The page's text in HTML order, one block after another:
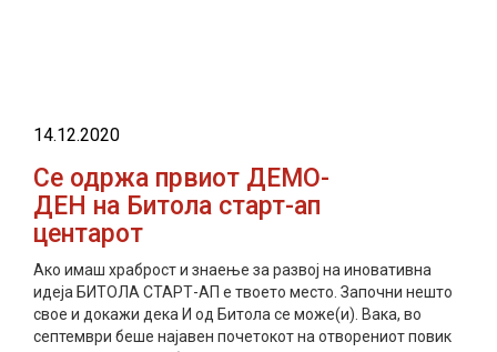
14.12.2020
Се одржа првиот ДЕМО-
ДЕН на Битола старт-ап
центарот
Ако имаш храброст и знаење за развој на иновативна
идеја БИТОЛА СТАРТ-АП е твоето место. Започни нешто
свое и докажи дека И од Битола се може(и). Вака, во
септември беше најавен почетокот на отворениот повик